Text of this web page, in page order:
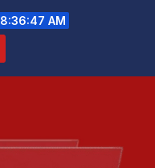
8:36:48 AM